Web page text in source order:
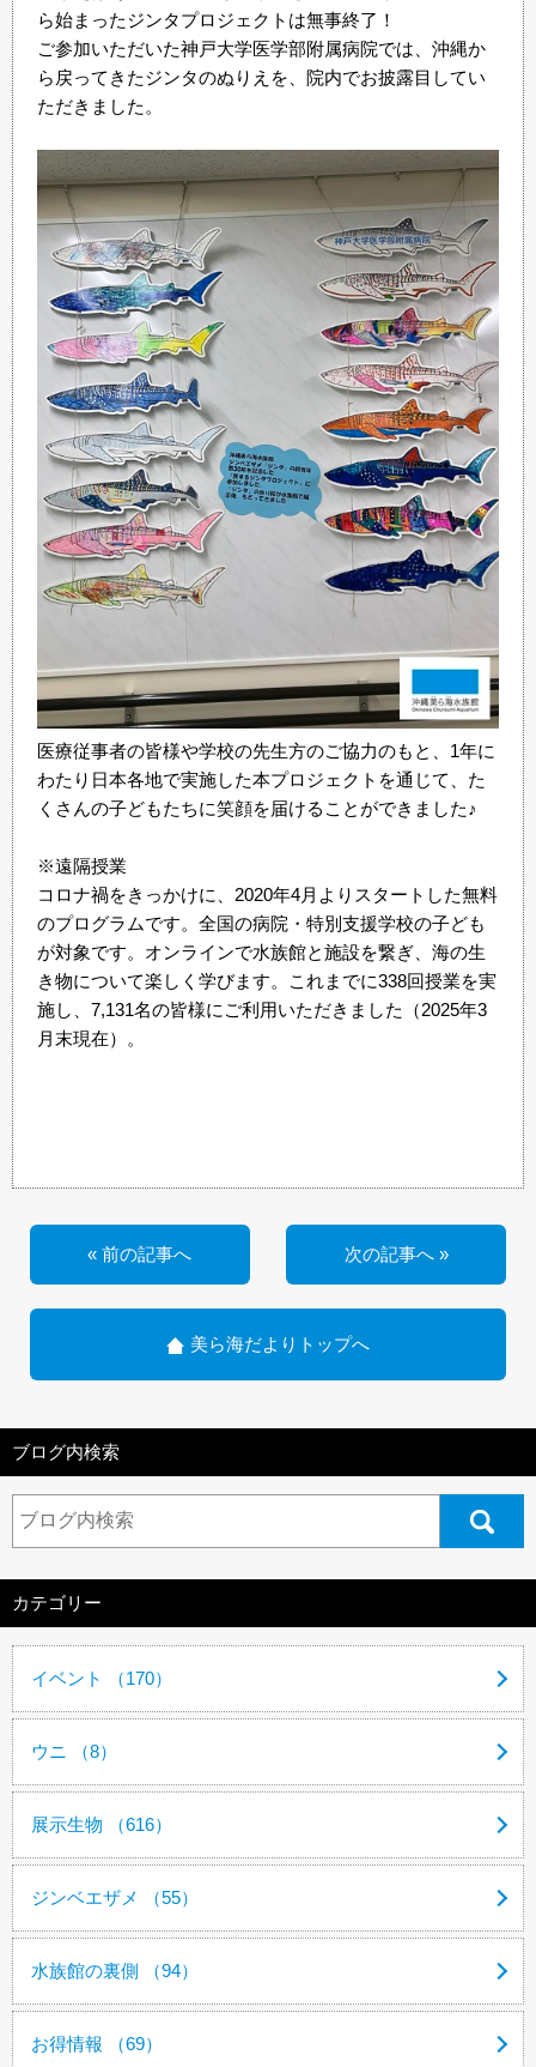
ら始まったジンタプロジェクトは無事終了！
ご参加いただいた神戸大学医学部附属病院では、沖縄か
ら戻ってきたジンタのぬりえを、院内でお披露目してい
ただきました。
医療従事者の皆様や学校の先生方のご協力のもと、1年に
わたり日本各地で実施した本プロジェクトを通じて、た
くさんの子どもたちに笑顔を届けることができました♪
※遠隔授業
コロナ禍をきっかけに、2020年4月よりスタートした無料
のプログラムです。全国の病院・特別支援学校の子ども
が対象です。オンラインで水族館と施設を繋ぎ、海の生
き物について楽しく学びます。これまでに338回授業を実
施し、7,131名の皆様にご利用いただきました（2025年3
月末現在）。
« 前の記事へ 次の記事へ »
美ら海だよりトップへ
ブログ内検索
カテゴリー
イベント （170）
ウニ （8）
展示生物 （616）
ジンベエザメ （55）
水族館の裏側 （94）
お得情報 （69）